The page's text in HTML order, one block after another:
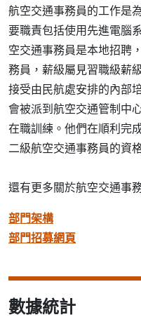
航空交通事務員的工作是
要職責包括使用先進電腦
空交通事務員是本地招聘
務員，薪級屬見習職級薪
接受由民航處安排的內部
會被派到航空交通管制中
在職訓練。他們在順利完
二級航空交通事務員的資
還有更多關於航空交通事
部門架構
部門招募網頁
數據統計